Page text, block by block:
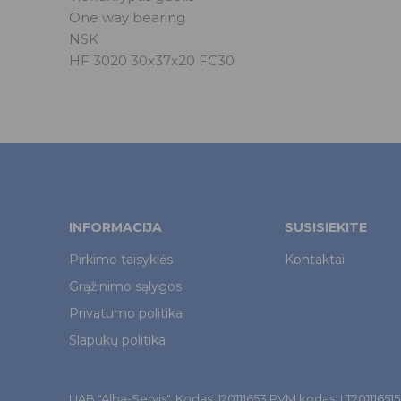
One way bearing
NSK
HF 3020 30x37x20 FC30
INFORMACIJA
Pirkimo taisyklės
Grąžinimo sąlygos
Privatumo politika
Slapukų politika
SUSISIEKITE
Kontaktai